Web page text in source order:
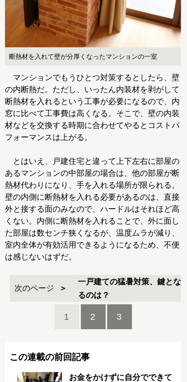
断熱材を入れて壁が分厚くなったマンションの一室
マンションでもうひとつ対策するとしたら、壁
の内断熱だ。ただし、いったん内装材を剥がして
断熱材を入れるという工事が必要になるので、内
窓に比べて工事費は高くなる。そこで、壁の内装
材などを交換する時期に合わせてやるとコストパ
フォーマンスは上がる。
とはいえ、戸建住宅と違って上下左右に部屋の
あるマンションの中部屋の場合は、他の部屋が断
熱材代わりになり、手を入れる場所が限られる。
壁の内側に断熱材を入れる必要があるのは、直接
外と接する面のみなので、ハードルはそれほど高
くない。内側に断熱材を入れることで、外に面し
た部屋は数センチ狭くなるが、温度ムラが減り、
室内全体が有効活用できるようになるため、不便
は感じないはずだ。
次のページ
一戸建ての猛暑対策、鍵とな
るのは？
1 2 3
この連載の前回記事
お金をかけずに自分でできて